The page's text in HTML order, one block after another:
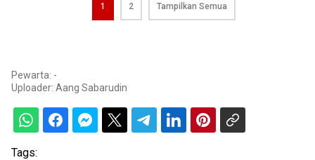
1 2 Tampilkan Semua
Pewarta: -
Uploader: Aang Sabarudin
Tags: